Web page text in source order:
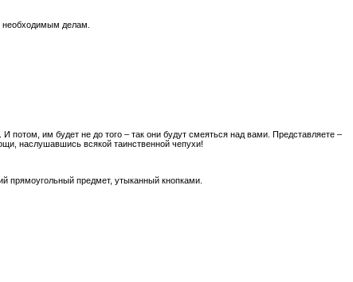
делам.
потом, им будет не до того – так они будут смеяться над вами. Представляете –
наслушавшись всякой таинственной чепухи!
предмет, утыканный кнопками.